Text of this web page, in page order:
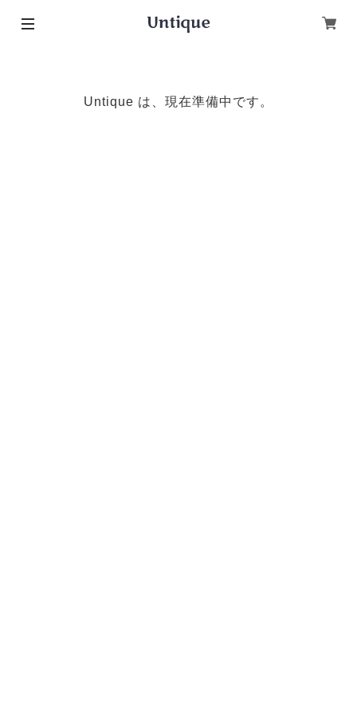
Untique は、現在準備中です。